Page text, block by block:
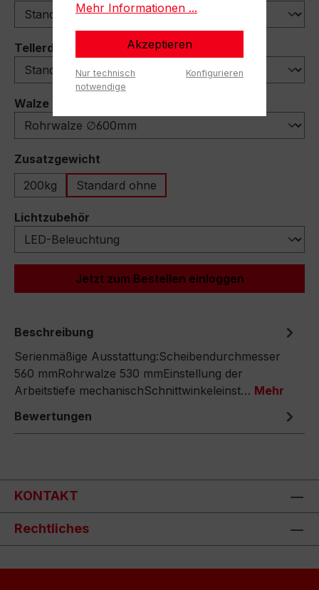
Tellerdeflektoren auswählen
Walzeauswählen
Zusatzgewicht
200kg
Standard ohne
Lichtzubehör
Jetzt zum Bestellen einloggen
Beschreibung
Serienmäßige Ausstattung:Scheibendurchmesser
560 mmRohrwalze 530 mmEinstellung der
Arbeitstiefe mechanischSchnittwinkeleinst… Mehr
Bewertungen
KONTAKT
Rechtliches
Mehr Informationen ...
Akzeptieren
Nur technisch
notwendige
Konfigurieren